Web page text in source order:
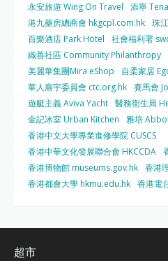
永安旅遊 Wing On Travel
添寧 Tena
港九藥房總商會 hkgcpl.com.hk 珠
百樂酒店 Park Hotel
社會福利署
織善社區 Community Philanthropy
美麗華集團Mira eShop
自柔家居
華人廟宇委員會 ctc.org.hk 賽馬會
遊艇主義 Aviva Yacht 醫務衛生局
金記冰室 Urban Kitchen
雅培
香港中文大學專業進修學院 CUSCS
香港中華文化發展聯合會 HKCCDA
香港博物館 museums.gov.hk 香港
香港都會大學 hkmu.edu.hk 香港電
超市